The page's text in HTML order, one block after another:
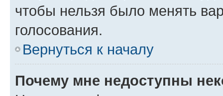
чтобы нельзя было менять
голосования.
Вернуться к началу
Почему мне недоступны